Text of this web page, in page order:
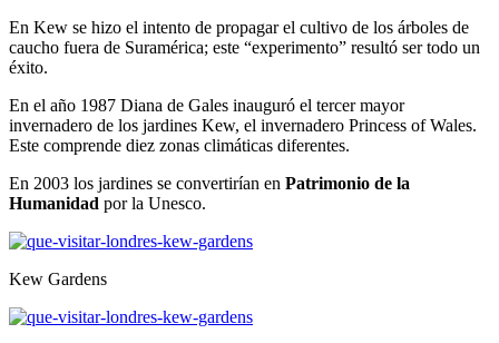
En Kew se hizo el intento de propagar el cultivo de los árboles de
caucho fuera de Suramérica; este “experimento” resultó ser todo un
éxito.
En el año 1987 Diana de Gales inauguró el tercer mayor
invernadero de los jardines Kew, el invernadero Princess of Wales.
Este comprende diez zonas climáticas diferentes.
En 2003 los jardines se convertirían en Patrimonio de la
Humanidad por la Unesco.
Kew Gardens